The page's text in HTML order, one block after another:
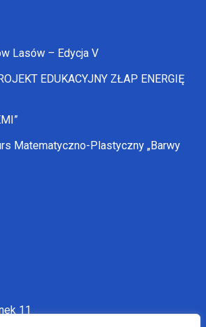
Lasów – Edycja V
EDUKACYJNY ZŁAP ENERGIĘ
Matematyczno-Plastyczny „Barwy
11